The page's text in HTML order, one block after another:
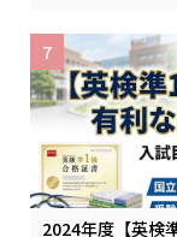
2024年度【英検
7